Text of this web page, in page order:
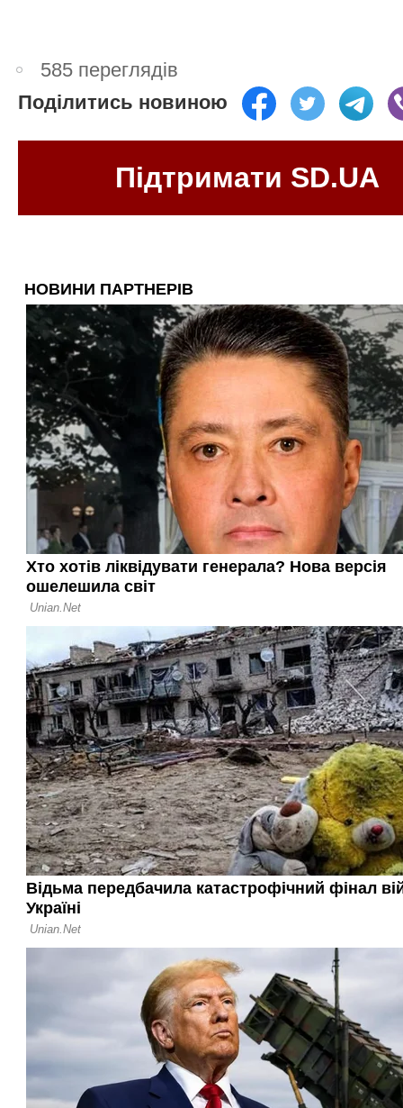
585 переглядів
Поділитись новиною
Підтримати SD.UA